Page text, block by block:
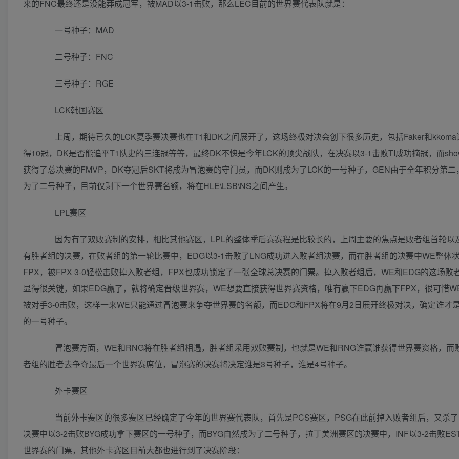
来的FNC最终还是没能莽成冠军，被MAD以3-1击败，那么LEC目前的世界赛代表队就是：
一号种子：MAD
二号种子：FNC
三号种子：RGE
LCK韩国赛区
上周，期待已久的LCK夏季赛决赛也在T1和DK之间展开了，这场终极对决会创下很多历史，包括Faker和kkoma
得10冠，DK是否能追平T1队史的三连冠等等，最终DK不愧是今年LCK的顶尖战队，在决赛以3-1击败TI成功摘冠，而
获得了总决赛的FMVP，DK夺冠后SKT将成为冒泡赛的守门员，而DK则成为了LCK的一号种子，GEN由于全年积分第二
为了二号种子，目前仅剩下一个世界赛名额，将在HLE\LSB\NS之间产生。
LPL赛区
因为有了双败赛制的安排，相比其他赛区，LPL的整体季后赛赛程是比较长的，上周主要的焦点是败者组首轮以
有胜者组的决赛，在败者组的第一轮比赛中，EDG以3-1击败了LNG成功进入败者组决赛，而在胜者组的决赛中WE整体
FPX，被FPX 3-0轻松击败掉入败者组，FPX也成功锁定了一张全球总决赛的门票。掉入败者组后，WE和EDG的这场败
显得很关键，如果EDG赢了，就将确定晋级世界赛，WE想要直接获得世界赛资格，唯有赢下EDG再赢下FPX，很可惜
被对手3-0击败，这样一来WE只能通过冒泡赛来争夺世界赛的名额，而EDG和FPX将在9月2日展开终极对决，确定谁才
的一号种子。
冒泡赛方面，WE和RNG将在胜者组相遇，胜者组采用双败赛制，也就是WE和RNG谁赢谁获得世界赛资格，而
者组的胜者去争夺最后一个世界赛席位，冒泡赛的决赛将决定谁是3号种子，谁是4号种子。
外卡赛区
当前外卡赛区的很多赛区已经确定了今年的世界赛代表队，首先是PCS赛区，PSG在此前掉入败者组后，又杀
决赛中以3-2击败BYG成功拿下赛区的一号种子，而BYG自然成为了二号种子，拉丁美洲赛区的决赛中，INF以3-2击败
世界赛的门票，其他外卡赛区目前大都也进行到了决赛阶段：